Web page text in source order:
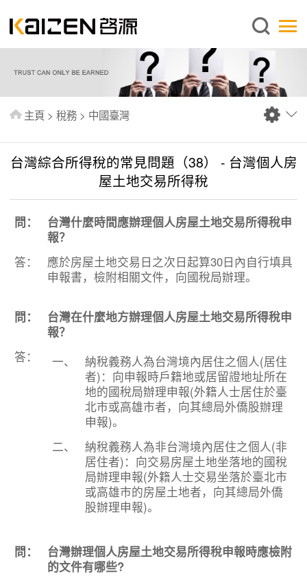
繁體中文
關於啓源
服務範圍
出版刊物
常見問題
聯絡我們
主頁 > 稅務 > 中國臺灣
台灣綜合所得稅的常見問題（38） - 台灣個人房
屋土地交易所得稅
問：
台灣什麼時間應辦理個人房屋土地交易所得稅申
報？
答：
應於房屋土地交易日之次日起算30日內自行填具
申報書，檢附相關文件，向國稅局辦理。
問：
台灣在什麼地方辦理個人房屋土地交易所得稅申
報？
答：
一、
納稅義務人為台灣境內居住之個人(居住
者)：向申報時戶籍地或居留證地址所在
地的國稅局辦理申報(外籍人士居住於臺
北市或高雄市者，向其總局外僑股辦理
申報)。
二、
納稅義務人為非台灣境內居住之個人(非
居住者)：向交易房屋土地坐落地的國稅
局辦理申報(外籍人士交易坐落於臺北市
或高雄市的房屋土地者，向其總局外僑
股辦理申報)。
問：
台灣辦理個人房屋土地交易所得稅申報時應檢附
的文件有哪些?